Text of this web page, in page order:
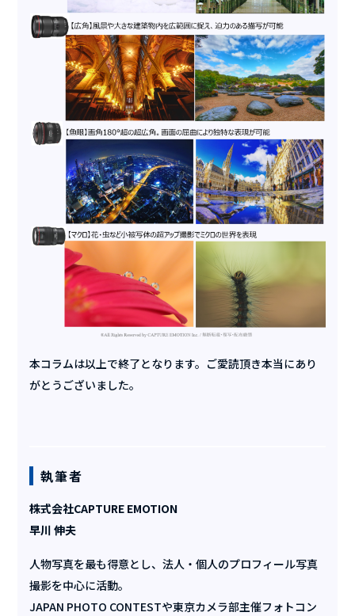
本コラムは以上で終了となります。ご愛読頂き本当にあり
がとうございました。
執筆者
株式会社CAPTURE EMOTION
早川 伸夫
人物写真を最も得意とし、法人・個人のプロフィール写真
撮影を中心に活動。
JAPAN PHOTO CONTESTや東京カメラ部主催フォトコン